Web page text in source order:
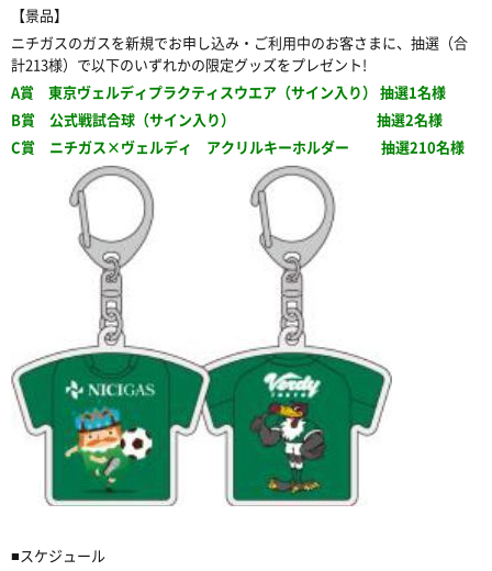
【景品】
ニチガスのガスを新規でお申し込み・ご利用中のお客さまに、抽選（合
計213様）で以下のいずれかの限定グッズをプレゼント!
A賞 東京ヴェルディプラクティスウエア（サイン入り） 抽選1名様
B賞 公式戦試合球（サイン入り） 抽選2名様
C賞 ニチガス×ヴェルディ アクリルキーホルダー 抽選210名様
■スケジュール